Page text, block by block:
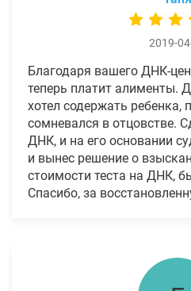
2019-
Благодаря вашего ДНК-
теперь платит алименты.
хотел содержать ребенка,
сомневался в отцовстве.
ДНК, и на его основании
и вынес решение о
стоимости теста на ДНК,
Спасибо, за